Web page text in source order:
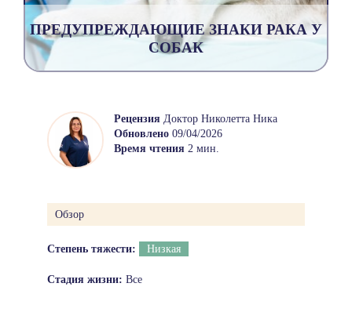
ПРЕДУПРЕЖДАЮЩИЕ ЗНАКИ РАКА У
СОБАК
РецензияДоктор Николетта Ника
Обновлено 09/04/2026
Время чтения 2 мин.
Обзор
Степень тяжести: Низкая
Стадия жизни: Все